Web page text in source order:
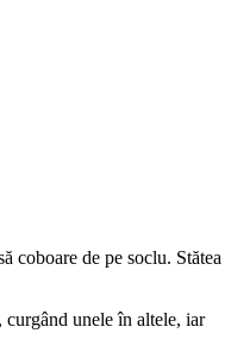
coboare de pe soclu. Stătea
unele în altele, iar